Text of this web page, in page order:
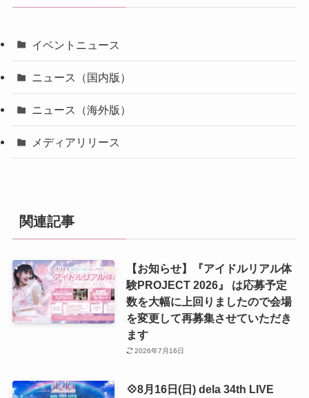
イベントニュース
ニュース（国内版）
ニュース（海外版）
メディアリリース
関連記事
【お知らせ】『アイドルリアル体
験PROJECT 2026』 は応募予定
数を大幅に上回りましたので会場
を変更して再募集させていただき
ます
2026年7月16日
💠8月16日(日) dela 34th LIVE